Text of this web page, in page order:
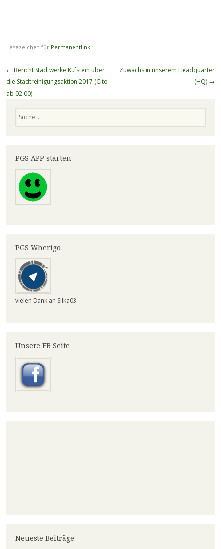
Lesezeichen für Permanentlink.
Beitragsnavigation
← Bericht Stadtwerke Kufstein über
die Stadtreinigungsaktion 2017 (Cito
ab 02:00)
Zuwachs in unserem Headquarter
(HQ) →
PGS APP starten
PGS Wherigo
vielen Dank an Silka03
Unsere FB Seite
Neueste Beiträge